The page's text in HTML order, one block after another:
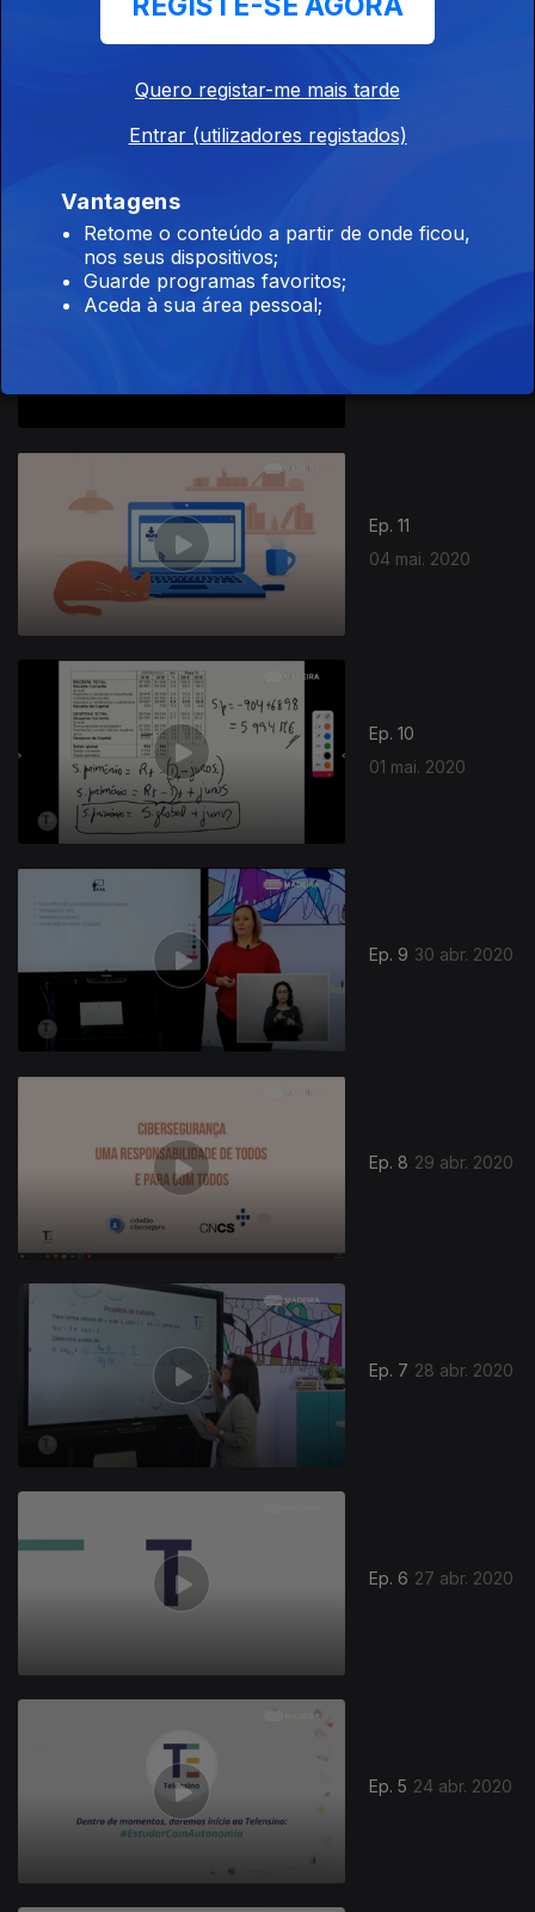
06 mai. 2020
Ep. 11
04 mai. 2020
Ep. 10
01 mai. 2020
Ep. 9 30 abr. 2020
Ep. 8 29 abr. 2020
Ep. 7 28 abr. 2020
Ep. 6 27 abr. 2020
Ep. 5 24 abr. 2020
Quero registar-me mais tarde
Entrar (utilizadores registados)
Vantagens
Retome o conteúdo a partir de onde ficou,
nos seus dispositivos;
Guarde programas favoritos;
Aceda à sua área pessoal;